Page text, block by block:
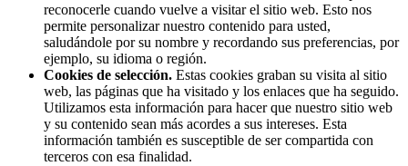
reconocerle cuando vuelve a visitar el sitio web. Esto nos
permite personalizar nuestro contenido para usted,
saludándole por su nombre y recordando sus preferencias, por
ejemplo, su idioma o región.
Cookies de selección. Estas cookies graban su visita al sitio
web, las páginas que ha visitado y los enlaces que ha seguido.
Utilizamos esta información para hacer que nuestro sitio web
y su contenido sean más acordes a sus intereses. Esta
información también es susceptible de ser compartida con
terceros con esa finalidad.